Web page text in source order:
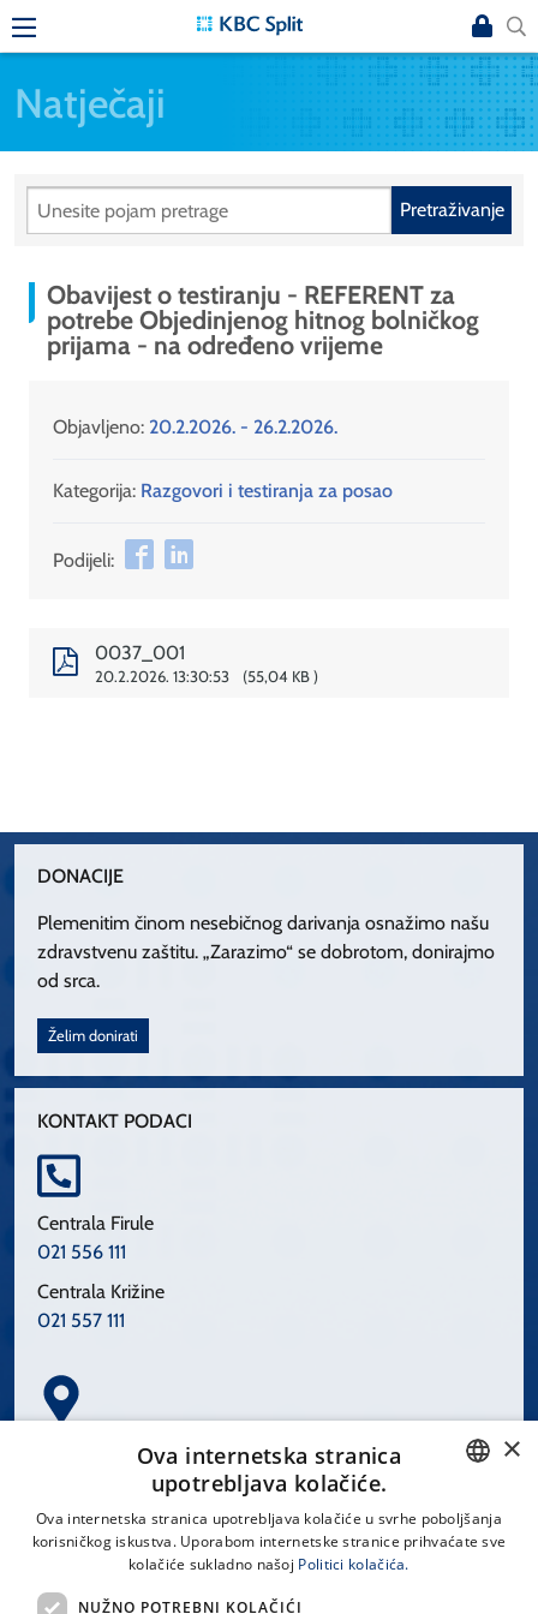
Natječaji
Pretraživanje
Obavijest o testiranju - REFERENT za
potrebe Objedinjenog hitnog bolničkog
prijama - na određeno vrijeme
Objavljeno: 20.2.2026. - 26.2.2026.
Kategorija: Razgovori i testiranja za posao
Podijeli:
0037_001
20.2.2026. 13:30:53 55,04 KB
DONACIJE
Plemenitim činom nesebičnog darivanja osnažimo našu
zdravstvenu zaštitu. „Zarazimo“ se dobrotom, donirajmo
od srca.
Želim donirati
KONTAKT PODACI
Centrala Firule
021 556 111
Centrala Križine
021 557 111
Spinčićeva 1, 21000 Split
CROATIAN
×
Ova internetska stranica
upotrebljava kolačiće.
Ova internetska stranica upotrebljava kolačiće u svrhe poboljšanja
korisničkog iskustva. Uporabom internetske stranice prihvaćate sve
kolačiće sukladno našoj Politici kolačića.
NUŽNO POTREBNI KOLAČIĆI